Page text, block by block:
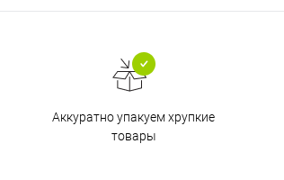
Аккуратно упакуем хрупкие
товары